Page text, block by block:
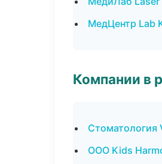
МедЦентр Lab
Компании в
Стоматология
ООО Kids